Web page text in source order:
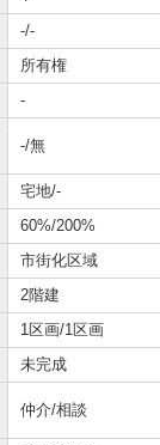
-/-
所有権
-
-/無
宅地/-
60%/200%
市街化区域
2階建
1区画/1区画
未完成
仲介/相談